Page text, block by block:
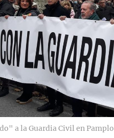
a la Guardia Civil en